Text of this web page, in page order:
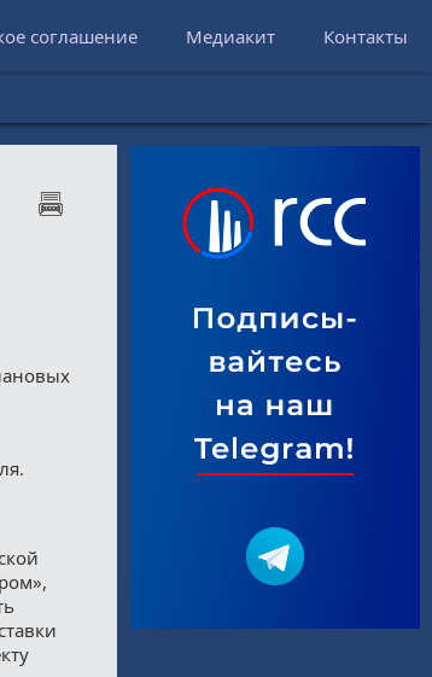
соглашение Медиакит Контакты